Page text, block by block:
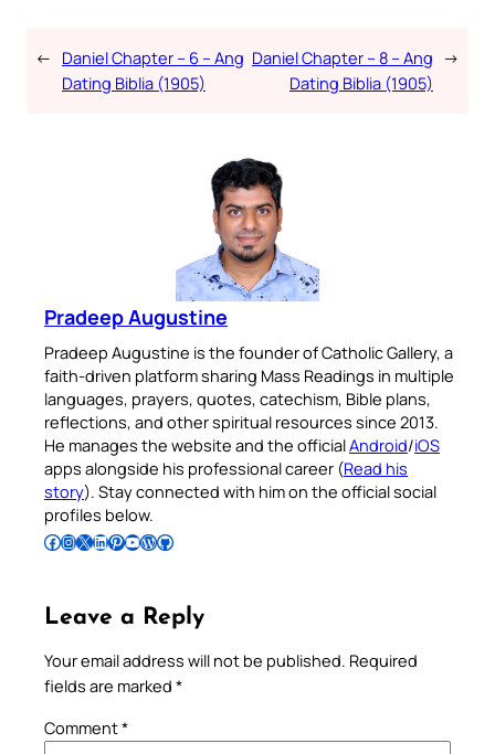
← Daniel Chapter – 6 – Ang
Dating Biblia (1905)
Daniel Chapter – 8 – Ang
Dating Biblia (1905)
→
Pradeep Augustine
Pradeep Augustine is the founder of Catholic Gallery, a
faith-driven platform sharing Mass Readings in multiple
languages, prayers, quotes, catechism, Bible plans,
reflections, and other spiritual resources since 2013.
He manages the website and the officialAndroid/iOS
apps alongside his professional career (Read his
story). Stay connected with him on the official social
profiles below.
Follow Pradeep on Facebook Follow Pradeep on InstagramFollow Pradeep on X Follow Pradeep on LinkedIn Follow Pradeep on Pinterest Subscribe to Pradeep’s Youtube Channel Follow Pradeep on WordPress Follow Pradeep on GitHub
Leave a Reply
Your email address will not be published. Required
fields are marked *
Comment*